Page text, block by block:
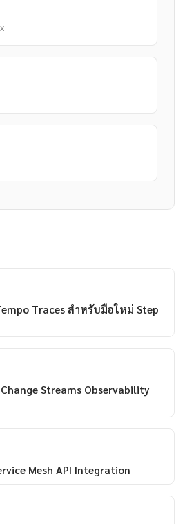
Traces สำหรับมือใหม่ Step
Streams Observability
Mesh API Integration